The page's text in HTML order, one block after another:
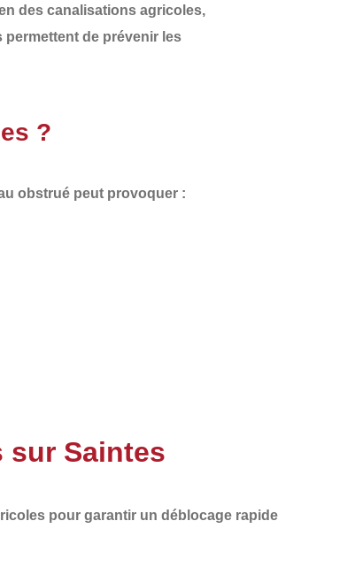
des canalisations agricoles,
de prévenir les
?
obstrué peut provoquer :
sur Saintes
pour garantir un déblocage rapide